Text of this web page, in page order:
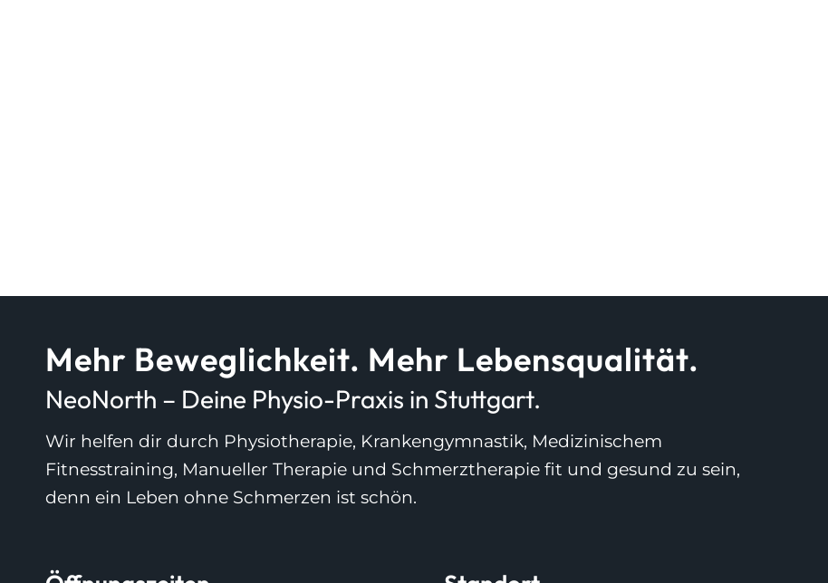
Mehr Beweglichkeit. Mehr Lebensqualität.
NeoNorth – Deine Physio-Praxis in Stuttgart.
Wir helfen dir durch Physiotherapie, Krankengymnastik, Medizinischem
Fitnesstraining, Manueller Therapie und Schmerztherapie fit und gesund zu sein,
denn ein Leben ohne Schmerzen ist schön.